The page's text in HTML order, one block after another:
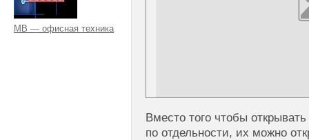
МВ — офисная техника
Вместо того чтобы
по отдельности, их можно